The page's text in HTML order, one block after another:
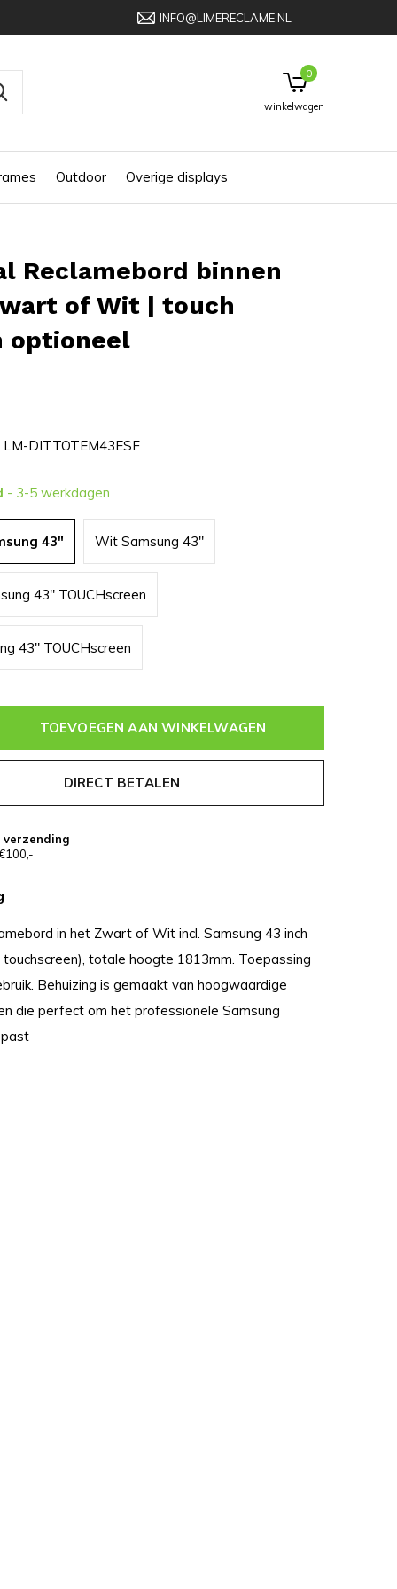
INFO@LIMERECLAME.NL
Outdoor Overige displays
winkelwagen
0
Reclamebord binnen
of Wit | touch
optioneel
LM-DITTOTEM43ESF
- 3-5 werkdagen
43" Wit Samsung 43"
43" TOUCHscreen
43" TOUCHscreen
TOEVOEGEN AAN WINKELWAGEN
DIRECT BETALEN
verzending
in het Zwart of Wit incl. Samsung 43 inch
totale hoogte 1813mm. Toepassing
Behuizing is gemaakt van hoogwaardige
die perfect om het professionele Samsung